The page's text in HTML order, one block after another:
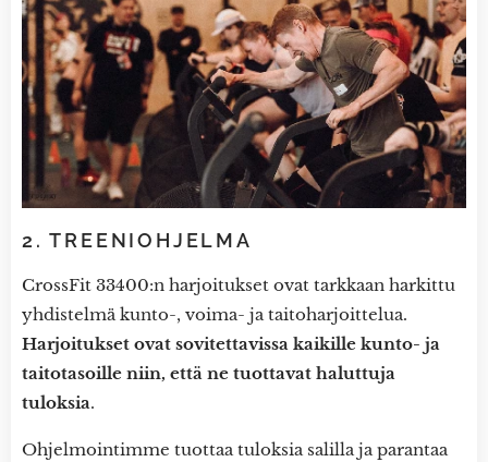
2. TREENIOHJELMA
CrossFit 33400:n harjoitukset ovat tarkkaan harkittu
yhdistelmä kunto-, voima- ja taitoharjoittelua.
Harjoitukset ovat sovitettavissa kaikille kunto- ja
taitotasoille niin, että ne tuottavat haluttuja
tuloksia.
Ohjelmointimme tuottaa tuloksia salilla ja parantaa